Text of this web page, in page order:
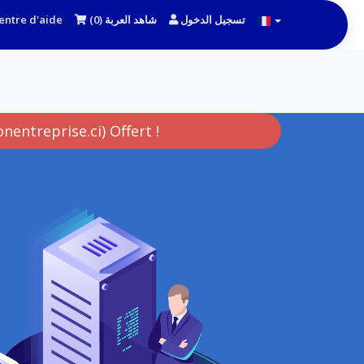
تسجيل الدخول شاهد العربة (0
)
d'aide
Offert !